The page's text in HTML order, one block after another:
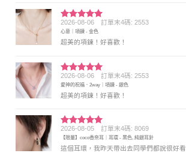
評分5 滿
分 5
2026-08-06 訂單末4碼: 2553
心意｜項鍊 - 金色
超美的項鍊！好喜歡！
評分5滿
分 5
2026-08-06 訂單末4碼: 2553
愛神的祝福．2way｜項鍊 - 銀色
超美的項鍊！好喜歡！
評分5 滿
分 5
2026-08-05 訂單末4碼: 8069
【限量】coco香奈耳｜耳環 - 黑色, 純銀耳針
這個耳環，我昨天帶出去同學們都說很好看